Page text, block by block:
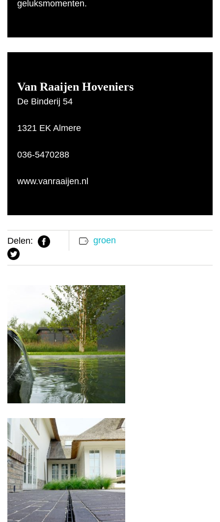
geluksmomenten.
Van Raaijen Hoveniers
De Binderij 54
1321 EK Almere
036-5470288
www.vanraaijen.nl
Delen: groen